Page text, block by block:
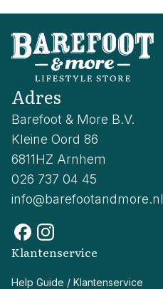
Adres
Barefoot & More B.V.
Kleine Oord 86
6811HZ Arnhem
026 737 04 45
info@barefootandmore.nl
Klantenservice
Help Guide / Klantenservice